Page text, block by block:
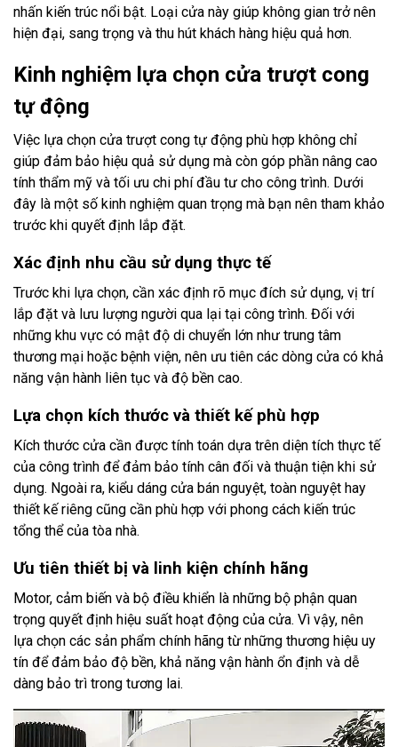
nhấn kiến trúc nổi bật. Loại cửa này giúp không gian trở nên
hiện đại, sang trọng và thu hút khách hàng hiệu quả hơn.
Kinh nghiệm lựa chọn cửa trượt cong
tự động
Việc lựa chọn cửa trượt cong tự động phù hợp không chỉ
giúp đảm bảo hiệu quả sử dụng mà còn góp phần nâng cao
tính thẩm mỹ và tối ưu chi phí đầu tư cho công trình. Dưới
đây là một số kinh nghiệm quan trọng mà bạn nên tham khảo
trước khi quyết định lắp đặt.
Xác định nhu cầu sử dụng thực tế
Trước khi lựa chọn, cần xác định rõ mục đích sử dụng, vị trí
lắp đặt và lưu lượng người qua lại tại công trình. Đối với
những khu vực có mật độ di chuyển lớn như trung tâm
thương mại hoặc bệnh viện, nên ưu tiên các dòng cửa có khả
năng vận hành liên tục và độ bền cao.
Lựa chọn kích thước và thiết kế phù hợp
Kích thước cửa cần được tính toán dựa trên diện tích thực tế
của công trình để đảm bảo tính cân đối và thuận tiện khi sử
dụng. Ngoài ra, kiểu dáng cửa bán nguyệt, toàn nguyệt hay
thiết kế riêng cũng cần phù hợp với phong cách kiến trúc
tổng thể của tòa nhà.
Ưu tiên thiết bị và linh kiện chính hãng
Motor, cảm biến và bộ điều khiển là những bộ phận quan
trọng quyết định hiệu suất hoạt động của cửa. Vì vậy, nên
lựa chọn các sản phẩm chính hãng từ những thương hiệu uy
tín để đảm bảo độ bền, khả năng vận hành ổn định và dễ
dàng bảo trì trong tương lai.